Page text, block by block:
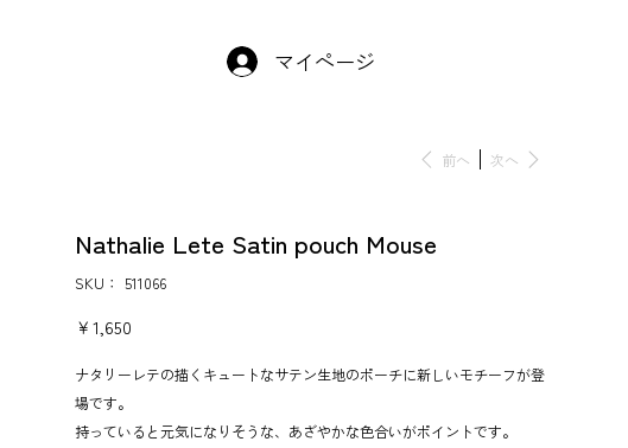
マイページ
前へ 次へ
Nathalie Lete Satin pouch Mouse
SKU：
SKU：
511066
511066
価
格
￥1,650
ナタリーレテの描くキュートなサテン生地のポーチに新しいモチーフが登
場です。
持っていると元気になりそうな、あざやかな色合いがポイントです。